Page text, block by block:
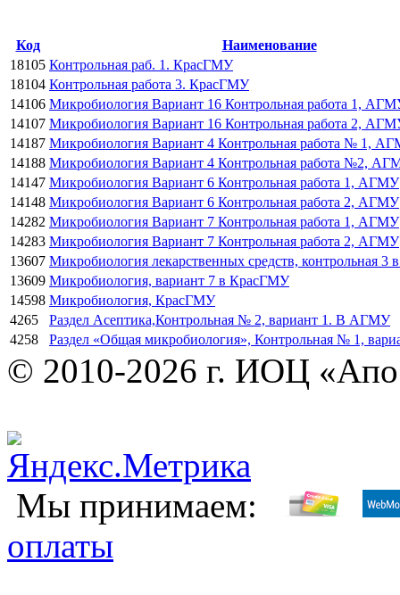
Код
Наименование
18105 Контрольная раб. 1. КрасГМУ
18104 Контрольная работа 3. КрасГМУ
14106 Микробиология Вариант 16 Контрольная работа 1,
14107 Микробиология Вариант 16 Контрольная работа 2,
14187 Микробиология Вариант 4 Контрольная работа № 1,
14188 Микробиология Вариант 4 Контрольная работа №2,
14147 Микробиология Вариант 6 Контрольная работа 1, АГМУ
14148 Микробиология Вариант 6 Контрольная работа 2, АГМУ
14282 Микробиология Вариант 7 Контрольная работа 1, АГМУ
14283 Микробиология Вариант 7 Контрольная работа 2, АГМУ
13607 Микробиология лекарственных средств, контрольная
13609 Микробиология, вариант 7 в КрасГМУ
14598 Микробиология, КрасГМУ
4265
Раздел Асептика,Контрольная № 2, вариант 1. В АГМУ
4258
Раздел «Общая микробиология», Контрольная № 1,
© 2010-2026 г. ИОЦ
Мы принимаем:
оплаты